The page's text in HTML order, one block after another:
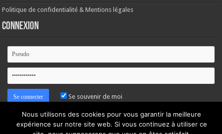
Politique de confidentialité & Mentions légales
Connexion
Se souvenir de moi
Mot de passe oublié ?
Nous utilisons des cookies pour vous garantir la meilleure
expérience sur notre site web. Si vous continuez à utiliser ce